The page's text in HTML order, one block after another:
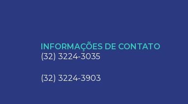
INFORMAÇÕES DE CONTATO
(32) 3224-3035
(32) 3224-3903